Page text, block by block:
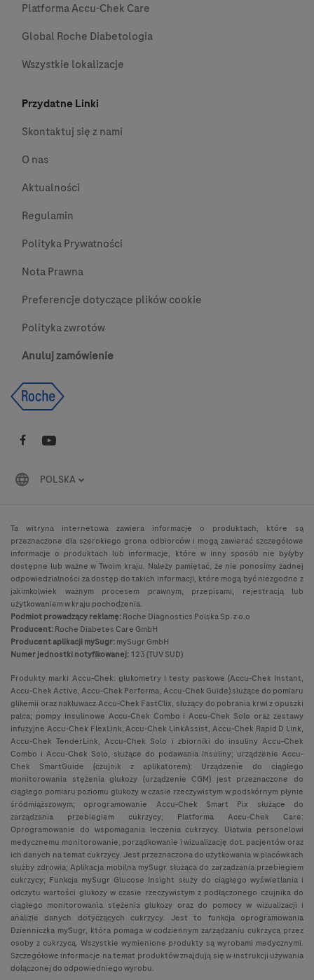
Platforma Accu-Chek Care
Global Roche Diabetologia
Wszystkie lokalizacje
Przydatne Linki
Skontaktuj się z nami
O nas
Aktualności
Regulamin
Polityka Prywatności
Nota Prawna
Preferencje dotyczące plików cookie
Polityka zwrotów
Anuluj zamówienie
POLSKA
Ta witryna internetowa zawiera informacje o produktach, które są
przeznaczone dla szerokiego grona odbiorców i mogą zawierać szczegółowe
informacje o produktach lub informacje, które w inny sposób nie byłyby
dostępne lub ważne w Twoim kraju. Należy pamiętać, że nie ponosimy żadnej
odpowiedzialności za dostęp do takich informacji, które mogą być niezgodne z
jakimkolwiek ważnym procesem prawnym, przepisami, rejestracją lub
użytkowaniem w kraju pochodzenia.
Podmiot prowadzący reklamę:Roche Diagnostics Polska Sp. z o.o
Producent:Roche Diabetes Care GmbH
Producent aplikacji mySugr:mySugr GmbH
Numer jednostki notyfikowanej:123 (TUV SUD)
Produkty marki Accu-Chek: glukometry i testy paskowe (Accu-Chek Instant,
Accu-Chek Active, Accu-Chek Performa, Accu-Chek Guide) służące do pomiaru
glikemii oraz nakłuwacz Accu-Chek FastClix, służący do pobrania krwi z opuszki
palca; pompy insulinowe Accu-Chek Combo i Accu-Chek Solo oraz zestawy
infuzyjne Accu-Chek FlexLink, Accu-Chek LinkAssist, Accu-Chek Rapid D Link,
Accu-Chek TenderLink, Accu-Chek Solo i zbiorniki do insuliny Accu-Chek
Combo i Accu-Chek Solo, służące do podawania insuliny; urządzenie Accu-
Chek SmartGuide (czujnik z aplikatorem): Urządzenie do ciągłego
monitorowania stężenia glukozy (urządzenie CGM) jest przeznaczone do
ciągłego pomiaru poziomu glukozy w czasie rzeczywistym w podskórnym płynie
śródmiąższowym; oprogramowanie Accu-Chek Smart Pix służące do
zarządzania przebiegiem cukrzycy; Platforma Accu-Chek Care:
Oprogramowanie do wspomagania leczenia cukrzycy. Ułatwia personelowi
medycznemu monitorowanie, porządkowanie i wizualizację dot. pacjentów oraz
ich danych na temat cukrzycy. Jest przeznaczona do użytkowania w placówkach
służby zdrowia; Aplikacja mobilna mySugr służąca do zarządzania przebiegiem
cukrzycy; Funkcja mySugr Glucose Insight służy do ciągłego wyświetlania i
odczytu wartości glukozy w czasie rzeczywistym z podłączonego czujnika do
ciągłego monitorowania stężenia glukozy oraz do pomocy w wizualizacji i
analizie danych dotyczących cukrzycy. Jest to funkcja oprogramowania
Dzienniczka mySugr, która pomaga w codziennym zarządzaniu cukrzycą przez
osoby z cukrzycą. Wszystkie wymienione produkty są wyrobami medycznymi.
Szczegółowe informacje na temat produktów znajdują się w instrukcji używania
dołączonej do odpowiedniego wyrobu.